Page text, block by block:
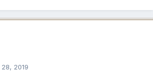
2019